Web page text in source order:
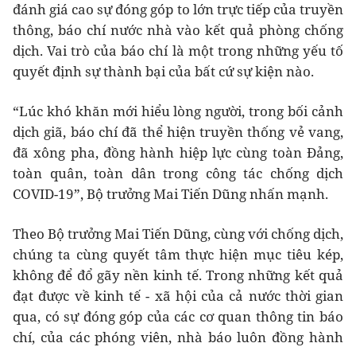
đánh giá cao sự đóng góp to lớn trực tiếp của truyền
thông, báo chí nước nhà vào kết quả phòng chống
dịch. Vai trò của báo chí là một trong những yếu tố
quyết định sự thành bại của bất cứ sự kiện nào.
“Lúc khó khăn mới hiểu lòng người, trong bối cảnh
dịch giã, báo chí đã thể hiện truyền thống vẻ vang,
đã xông pha, đồng hành hiệp lực cùng toàn Đảng,
toàn quân, toàn dân trong công tác chống dịch
COVID-19”, Bộ trưởng Mai Tiến Dũng nhấn mạnh.
Theo Bộ trưởng Mai Tiến Dũng, cùng với chống dịch,
chúng ta cùng quyết tâm thực hiện mục tiêu kép,
không để đổ gãy nền kinh tế. Trong những kết quả
đạt được về kinh tế - xã hội của cả nước thời gian
qua, có sự đóng góp của các cơ quan thông tin báo
chí, của các phóng viên, nhà báo luôn đồng hành